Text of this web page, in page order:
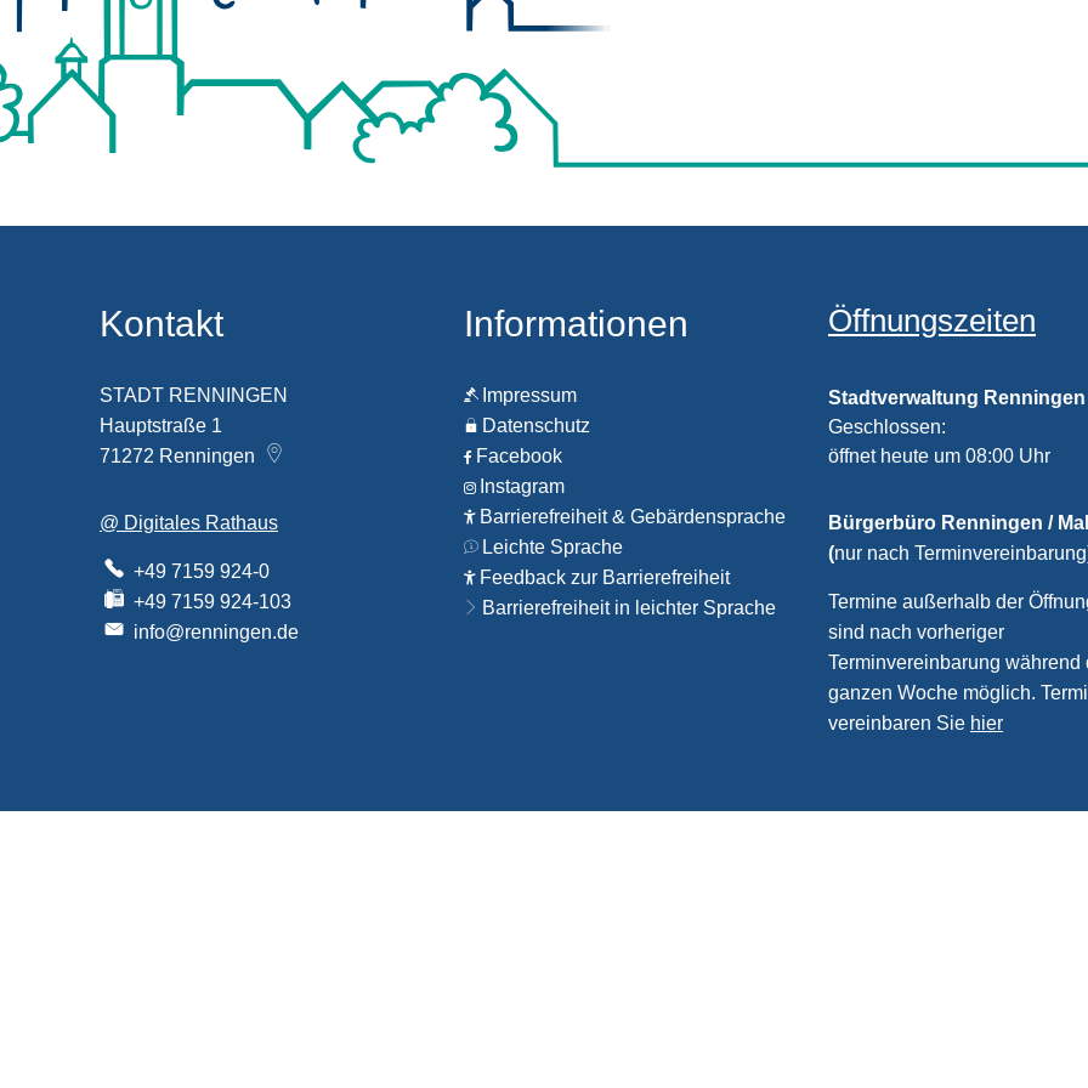
Kontakt
STADT RENNINGEN
Hauptstraße 1
71272 Renningen
@ Digitales Rathaus
+49 7159 924-0
+49 7159 924-103
info@renningen.de
Informationen
Impressum
Datenschutz
Facebook
Instagram
Barrierefreiheit & Gebärdensprache
Leichte Sprache
Feedback zur Barrierefreiheit
Barrierefreiheit in leichter Sprache
Öffnungszeiten
Stadtverwaltung Renningen
Klicken, um weitere
Geschlossen:
öffnet heute um 08:00 Uhr
Bürgerbüro Renningen /
(nur nach
Termine außerhalb der
sind nach vorheriger
Terminvereinbarung während
ganzen Woche möglich.
vereinbaren Sie hier